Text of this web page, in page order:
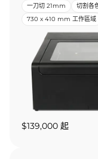
一刀切 21mm 切割各
730 x 410 mm 工作區域
$139,000 起